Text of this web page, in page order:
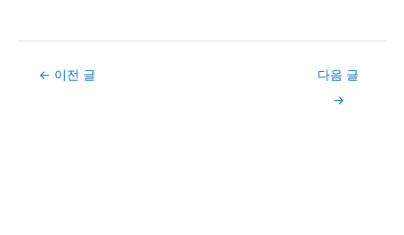
Post← 이전 글
다음 글
→